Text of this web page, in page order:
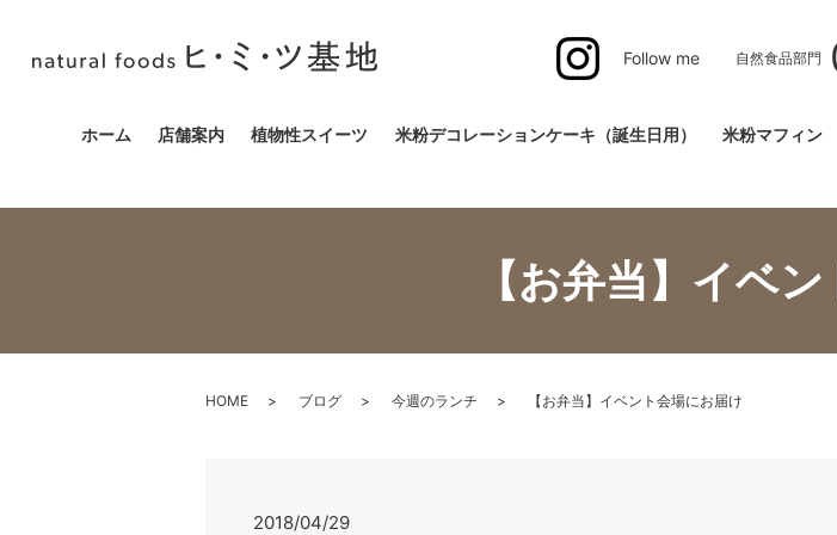
Follow me 自然食品部門
ホーム 店舗案内 植物性スイーツ 米粉デコレーションケーキ（誕生日用） 米粉マフィン
【お弁当】イベ
HOME ブログ 今週のランチ 【お弁当】イベント会場にお届け
2018/04/29